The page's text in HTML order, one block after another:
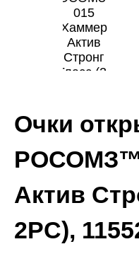
Очки
РОСОМЗ™
Актив
2PC),